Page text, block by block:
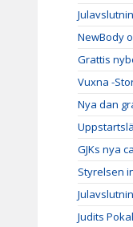
NewBody
Grattis
Vuxna -
Nya dan
GJKs nya
Styrelsen
Judits